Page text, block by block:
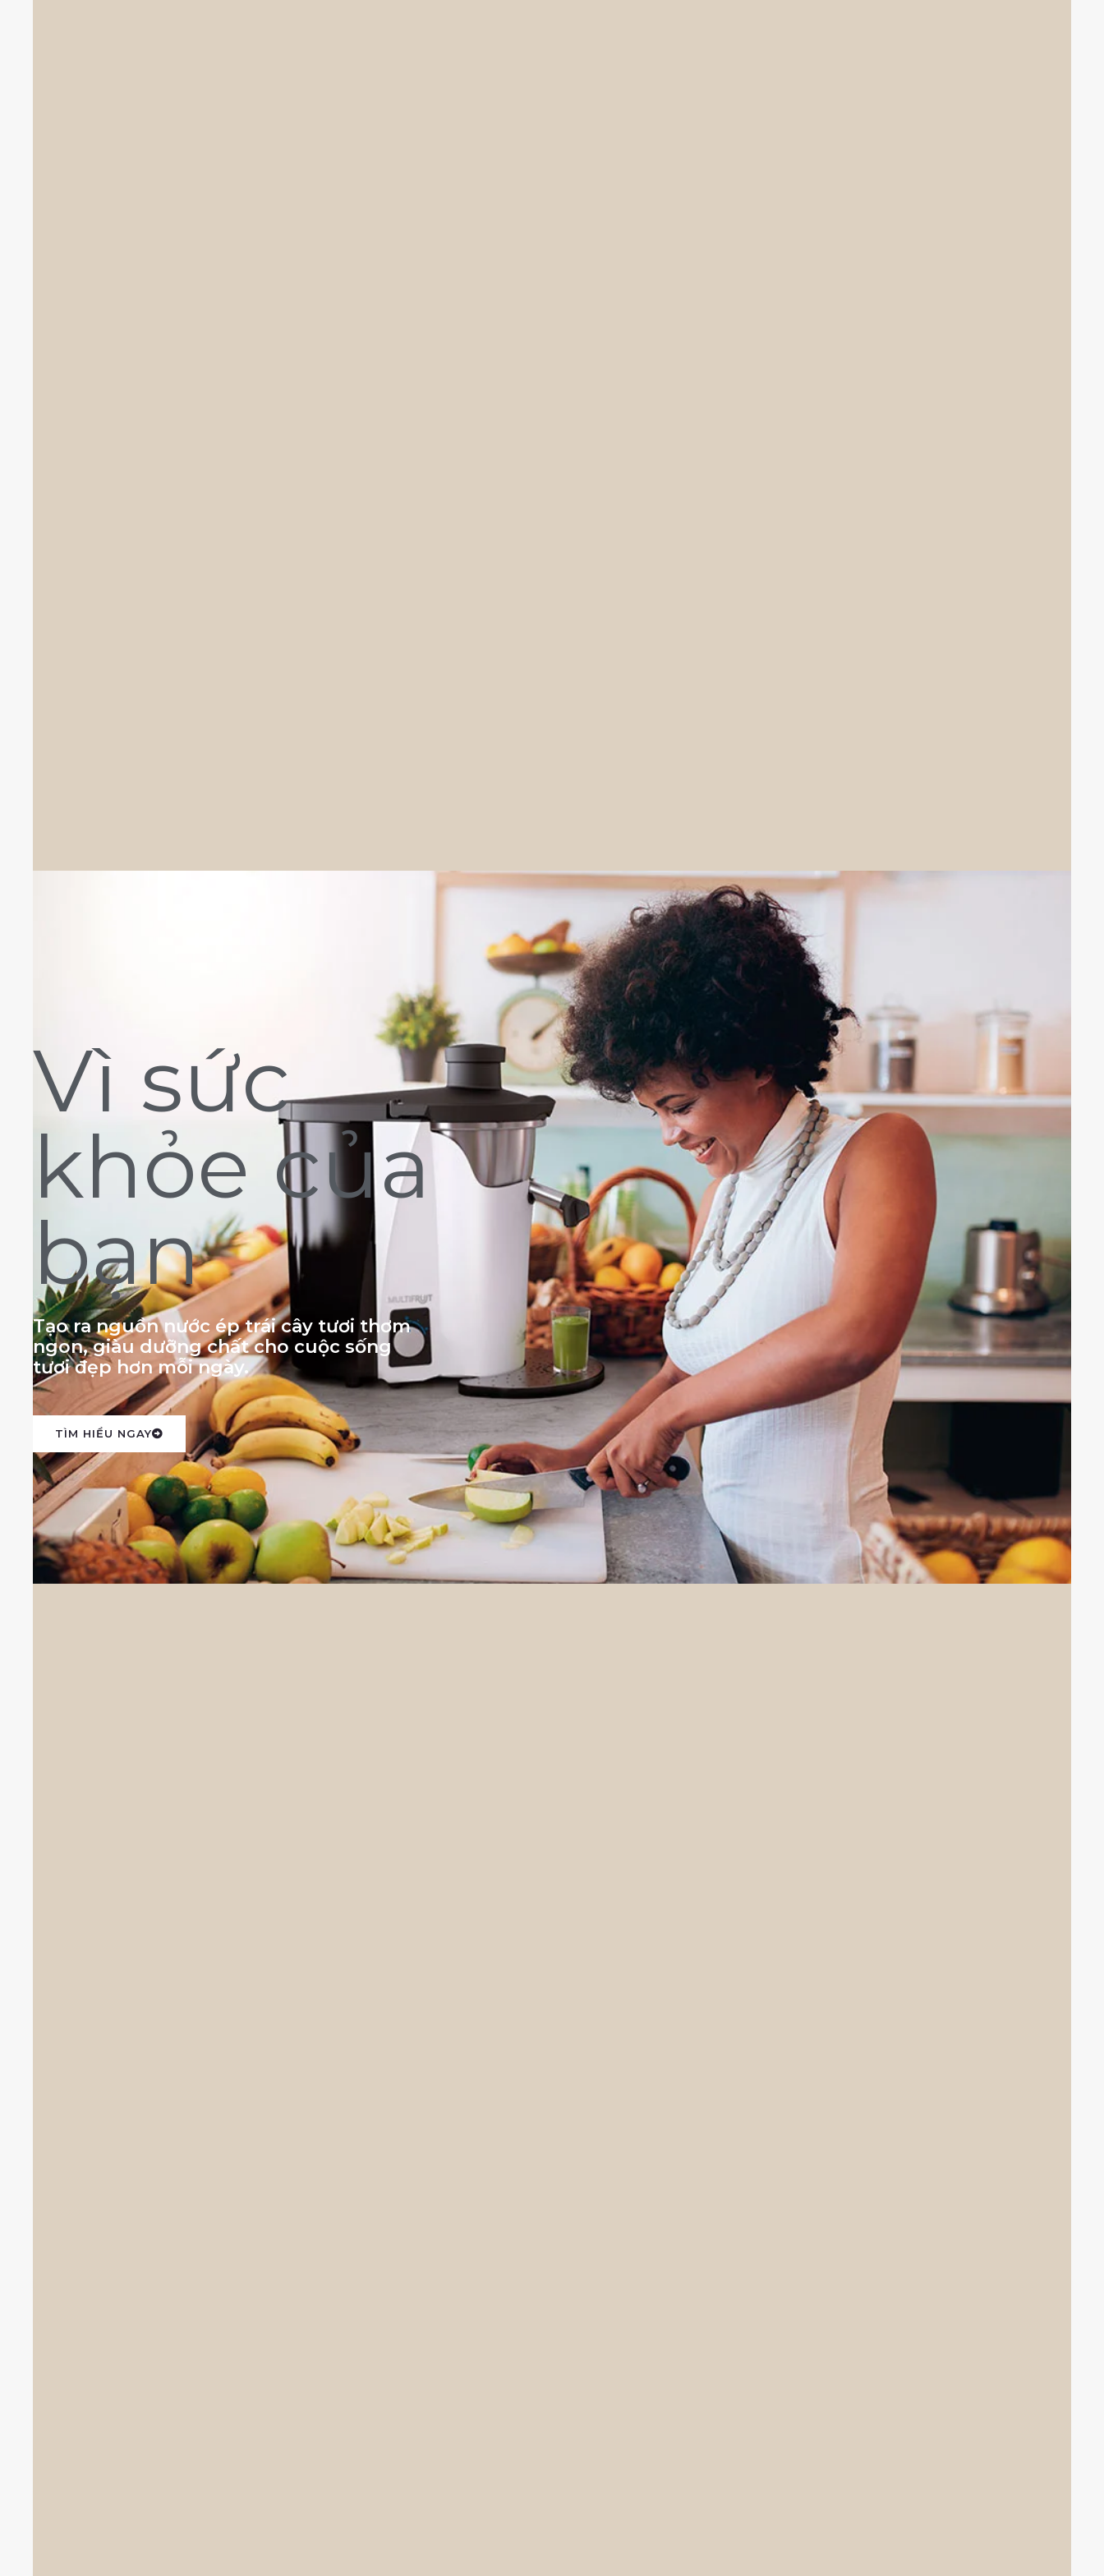
Vì sức
khỏe của
bạn
Tạo ra nguồn nước ép trái cây tươi thơm
ngon, giàu dưỡng chất cho cuộc sống
tươi đẹp hơn mỗi ngày.
TÌM HIỂU NGAY